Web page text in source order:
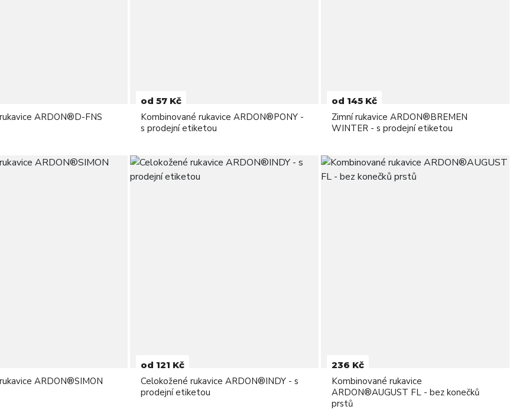
ARDON®D-FNS
od 57 Kč
Kombinované rukavice ARDON®PONY -
s prodejní etiketou
od 145 Kč
Zimní rukavice ARDON®BREMEN
WINTER - s prodejní etiketou
ARDON®SIMON
od 121 Kč
Celokožené rukavice ARDON®INDY - s
prodejní etiketou
236 Kč
Kombinované rukavice
ARDON®AUGUST FL - bez konečků
prstů